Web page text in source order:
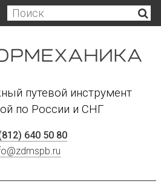
путевой инструмент
по России и СНГ
640 50 80